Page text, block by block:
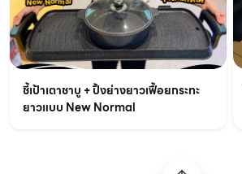
ชี้เป้าเตาชาบู + ปิ้งย่างยาวเฟื้อยกระทะ
ยาวแบบ New Normal